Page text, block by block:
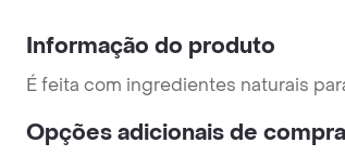
Informação do produto
É feita com ingredientes naturais
Opções adicionais de compra